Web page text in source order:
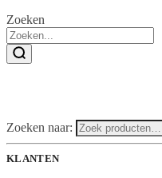
Zoeken
Zoeken naar:
KLANTEN